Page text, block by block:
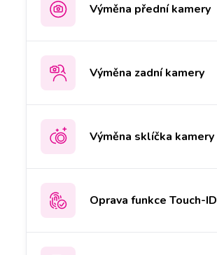
Výměna přední kamery
Výměna zadní kamery
Výměna sklíčka kamery
Oprava funkce Touch-ID